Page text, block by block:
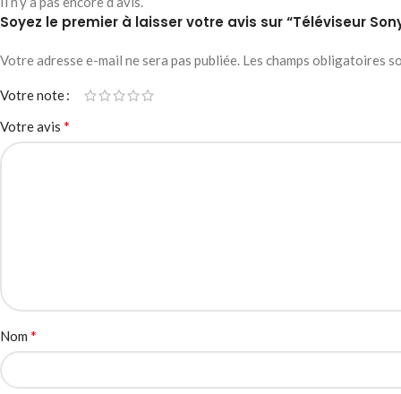
Soyez le premier à laisser votre avis sur “Téléviseur
Votre adresse e-mail ne sera pas publiée. Les champs obligatoires
Votre note
Votre avis *
Nom *